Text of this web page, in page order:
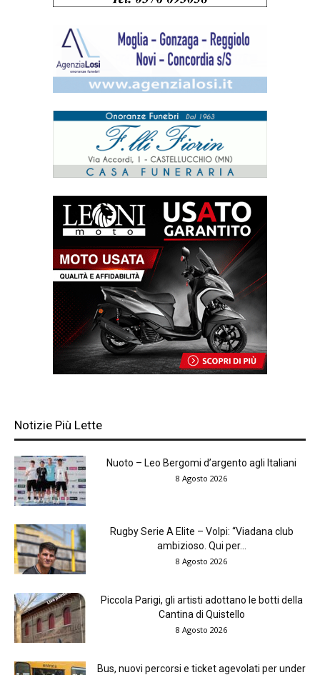
Notizie Più Lette
Nuoto – Leo Bergomi d’argento agli Italiani
8 Agosto 2026
Rugby Serie A Elite – Volpi: “Viadana club
ambizioso. Qui per...
8 Agosto 2026
Piccola Parigi, gli artisti adottano le botti della
Cantina di Quistello
8 Agosto 2026
Bus, nuovi percorsi e ticket agevolati per under